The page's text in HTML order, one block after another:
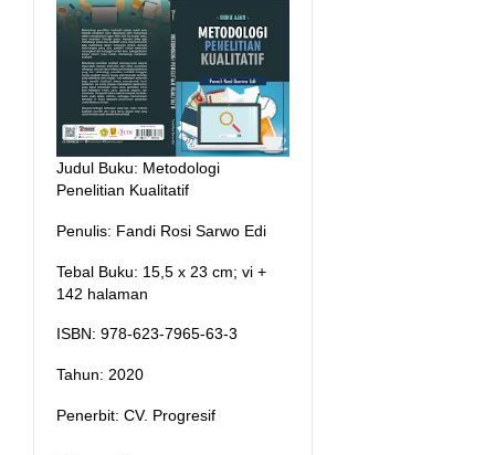
Judul Buku: Metodologi
Penelitian Kualitatif
Penulis: Fandi Rosi Sarwo Edi
Tebal Buku: 15,5 x 23 cm; vi +
142 halaman
ISBN: 978-623-7965-63-3
Tahun: 2020
Penerbit: CV. Progresif